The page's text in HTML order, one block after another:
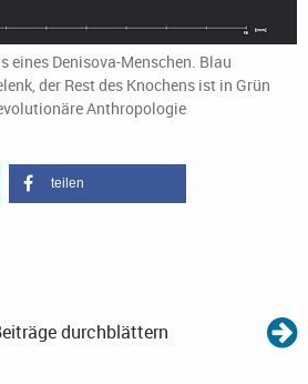
eines Denisova-Menschen. Blau
der Rest des Knochens ist in Grün
Anthropologie
teilen
durchblättern